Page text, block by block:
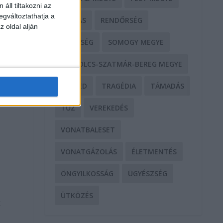
áll tiltakozni az
a
oldal alján
RABLÁS RENDŐRSÉG
SEGÍTSÉG SOMOGY MEGYE
SZABOLCS-SZATMÁR-BEREG MEGYE
SZEGED TRAGÉDIA TÁMADÁS
TŰZ VEREKEDÉS
VONATBALESET
VONATGÁZOLÁS ÉLETMENTÉS
ÖNGYILKOSSÁG ÜGYÉSZSÉG
ÜTKÖZÉS